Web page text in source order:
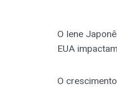
O Iene
EUA
O